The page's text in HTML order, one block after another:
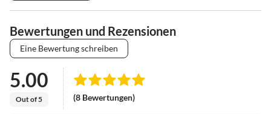
Bewertungen und Rezensionen
Eine Bewertung schreiben
5.00
Out of 5 (8 Bewertungen)